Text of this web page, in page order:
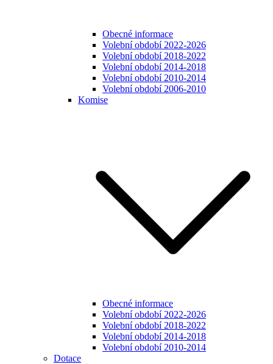
Obecné informace
Volební období 2022-2026
Volební období 2018-2022
Volební období 2014-2018
Volební období 2010-2014
Volební období 2006-2010
Komise
Obecné informace
Volební období 2022-2026
Volební období 2018-2022
Volební období 2014-2018
Volební období 2010-2014
Dotace